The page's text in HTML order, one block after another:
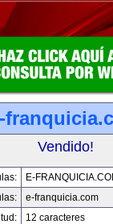
Vendido!
E-
e-franquicia.com
12 caracteres